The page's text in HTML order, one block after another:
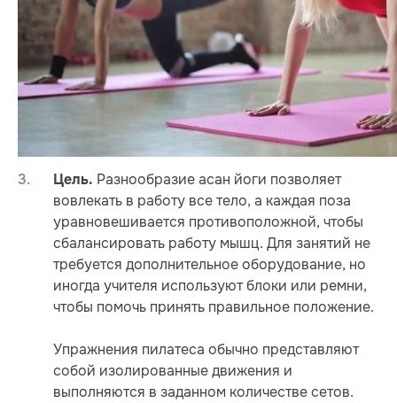
Цель. Разнообразие асан йоги позволяет
вовлекать в работу все тело, а каждая поза
уравновешивается противоположной, чтобы
сбалансировать работу мышц. Для занятий не
требуется дополнительное оборудование, но
иногда учителя используют блоки или ремни,
чтобы помочь принять правильное положение.
Упражнения пилатеса обычно представляют
собой изолированные движения и
выполняются в заданном количестве сетов.